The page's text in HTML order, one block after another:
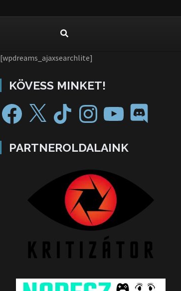
[wpdreams_ajaxsearchlite]
KÖVESS MINKET!
PARTNEROLDALAINK